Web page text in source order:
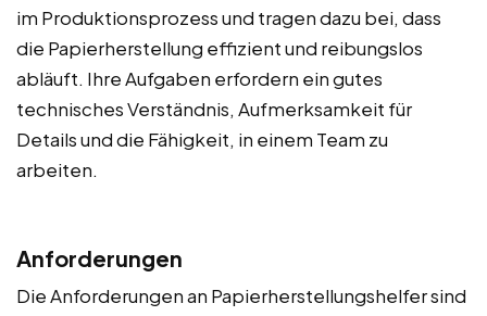
im Produktionsprozess und tragen dazu bei, dass
die Papierherstellung effizient und reibungslos
abläuft. Ihre Aufgaben erfordern ein gutes
technisches Verständnis, Aufmerksamkeit für
Details und die Fähigkeit, in einem Team zu
arbeiten.
Anforderungen
Die Anforderungen an Papierherstellungshelfer sind